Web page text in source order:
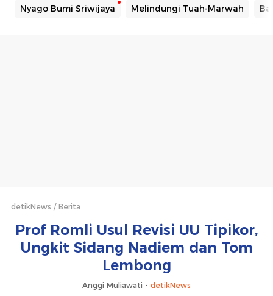
Nyago Bumi Sriwijaya Melindungi Tuah-Marwah
detikNews Berita
Prof Romli Usul Revisi UU Tipikor,
Ungkit Sidang Nadiem dan Tom
Lembong
Anggi Muliawati - detikNews